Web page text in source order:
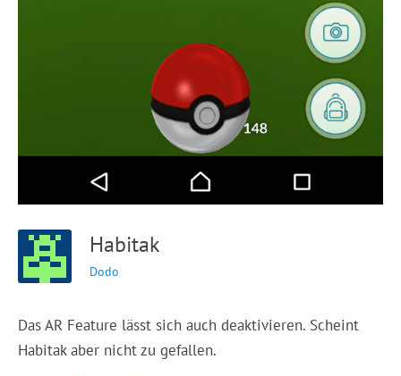
Habitak
Dodo
Das AR Feature lässt sich auch deaktivieren. Scheint
Habitak aber nicht zu gefallen.